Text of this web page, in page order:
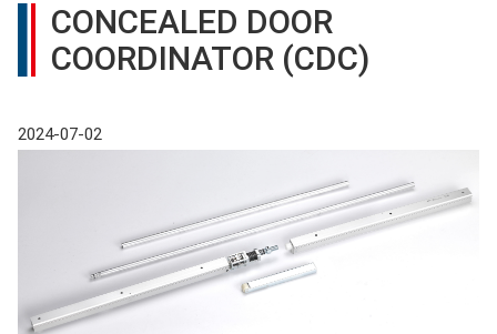
CONCEALED DOOR
COORDINATOR (CDC)
2024-07-02